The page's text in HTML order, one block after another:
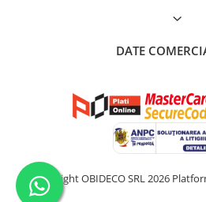
DATE
©Copyright OBIDECO SRL 2026